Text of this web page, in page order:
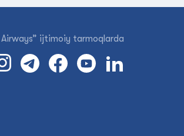
ijtimoiy tarmoqlarda